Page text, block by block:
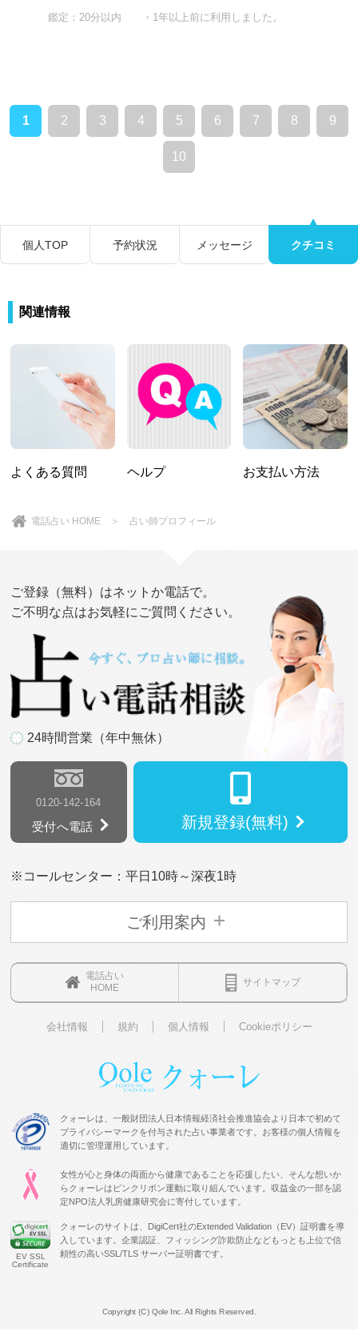
鑑定：20分以内 ・1年以上前に利用しました。
1 2 3 4 5 6 7 8 9
10
個人TOP 予約状況 メッセージ クチコミ
関連情報
よくある質問 ヘルプ お支払い方法
電話占い HOME ＞ 占い師プロフィール
ご登録（無料）はネットか電話で。
ご不明な点はお気軽にご質問ください。
24時間営業（年中無休）
0120-142-164
受付へ電話 新規登録(無料)
※コールセンター：平日10時～深夜1時
ご利用案内
電話占い
HOME
サイトマップ
会社情報 規約 個人情報 Cookieポリシー
クォーレは、一般財団法人日本情報経済社会推進協会より日本で初めて
プライバシーマークを付与された占い事業者です。お客様の個人情報を
適切に管理運用しています。
女性が心と身体の両面から健康であることを応援したい、そんな想いか
らクォーレはピンクリボン運動に取り組んでいます。収益金の一部を認
定NPO法人乳房健康研究会に寄付しています。
EV SSL
Certificate
クォーレのサイトは、DigiCert社のExtended Validation（EV）証明書を導
入しています。企業認証、フィッシング詐欺防止などもっとも上位で信
頼性の高いSSL/TLS サーバー証明書です。
Copyright (C) Qole Inc. All Rights Reserved.